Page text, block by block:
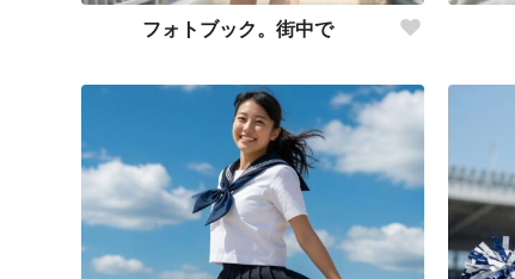
フォトブック。街中で